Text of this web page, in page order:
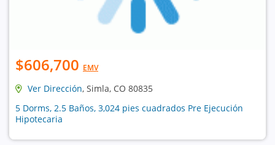
$606,700 EMV
Ver Dirección, Simla, CO 80835
5 Dorms, 2.5 Baños, 3,024 pies cuadrados Pre Ejecución
Hipotecaria